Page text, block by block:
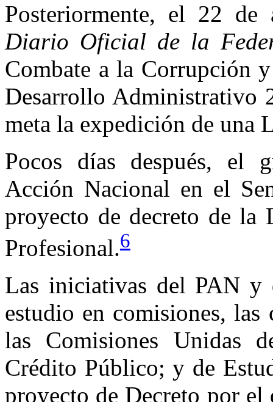
Posteriormente, el 22
Diario Oficial de la
Combate a la Corrupción
Desarrollo Administrativo
meta la expedición de una
Pocos días después, el
Acción Nacional en el
proyecto de decreto de la
Profesional.6
Las iniciativas del PAN y
estudio en comisiones,
las Comisiones Unidas
Crédito Público; y de
proyecto de Decreto por